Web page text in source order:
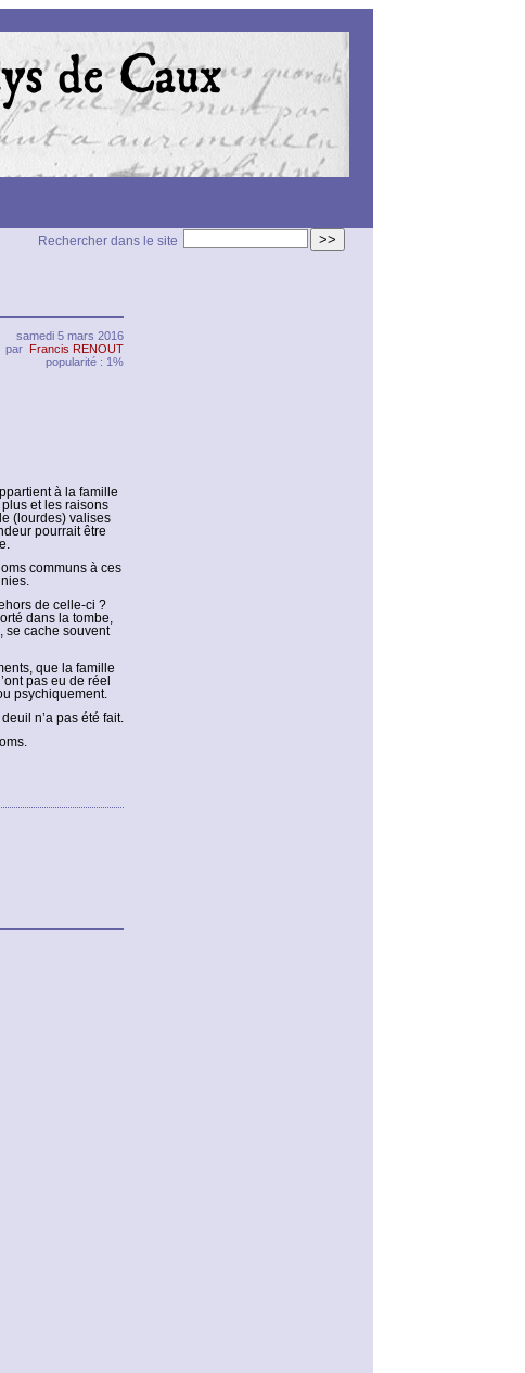
>>
Rechercher dans le site
samedi 5 mars 2016
par Francis RENOUT
popularité : 1%
à la famille
et les raisons
(lourdes) valises
pourrait être
communs à ces
de celle-ci ?
dans la tombe,
se cache souvent
que la famille
pas eu de réel
psychiquement.
n’a pas été fait.